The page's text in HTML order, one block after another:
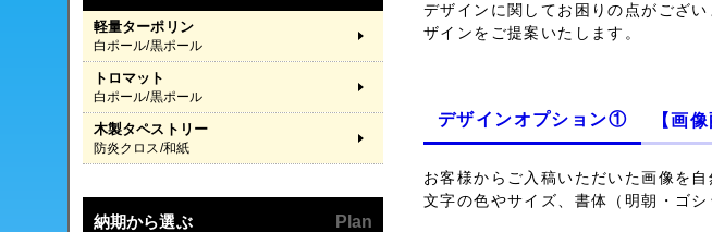
デザインに関してお困りの点がござ
ザインをご提案いたします。
デザインオプション① 【画
お客様からご入稿いただいた画像を
文字の色やサイズ、書体（明朝・ゴ
軽量ターポリン
白ポール/黒ポール
トロマット
白ポール/黒ポール
木製タペストリー
防炎クロス/和紙
納期から選ぶ Plan